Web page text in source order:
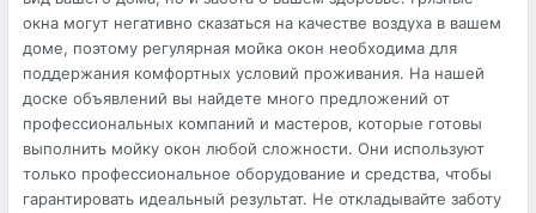
окна могут негативно сказаться на качестве воздуха в вашем
доме, поэтому регулярная мойка окон необходима для
поддержания комфортных условий проживания. На нашей
доске объявлений вы найдете много предложений от
профессиональных компаний и мастеров, которые готовы
выполнить мойку окон любой сложности. Они используют
только профессиональное оборудование и средства, чтобы
гарантировать идеальный результат. Не откладывайте заботу